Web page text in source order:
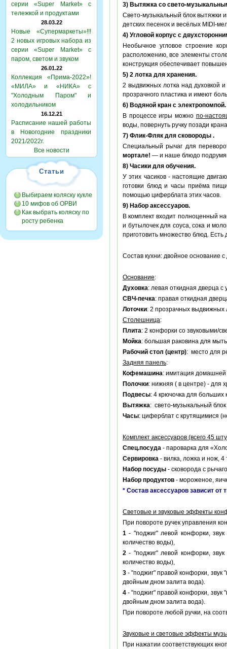
серии «Super Market» с
тележкой и продуктами
28.03.22
Новые «Супермаркеты»!!!
2 новых игровых набора из
серии «Super Market» с
паром, светом и звуком
26.01.22
Коллекция «Прима-2022»!
«МИЛА» и «НИКА» с
"Холодным Паром" и
холодильником
16.12.21
Расписание нашей работы
в Новогодние праздники
2021/2022г.
Все новости
Статьи
Выбираем коляску кукле
10 мифов об ОРВИ
Как выбрать коляску по
росту ребенка
3) Вытяжка со свето-
Свето-музыкальный блок вытяжки
детских песенок и весёлых MIDI-
4) Угловой корпус с
Необычное угловое строение
расположению, все элементы
конструкция обеспечивает
5) 2 лотка для хранения.
2 выдвижных лотка над духовкой
прозрачного пластика и имеют
6) Водяной кран с электропомпой.
В процессе игры можно по-
воды, повернуть ручку позади
7) Флик-Фляк для сковороды .
Специальный рычаг для
мортале! — и наше блюдо
8) Часики для обучения.
У этих часиков - настоящие
готовки блюд и часы приёма
помощью циферблата этих часов.
9) Набор аксессуаров.
В комплект входит полноценный
и бутылочек для соуса, сока и
приготовить множество блюд. Есть
Состав кухни: двойное основание
Основание:
Духовка: левая откидная дверца с
СВЧ-печка: правая откидная
Лоточки: 2 прозрачных выдвижных
Столешница:
Плита: 2 конфорки со звуковыми/
Мойка: большая раковина для
Рабочий стол (центр): место для
Задняя панель:
Кофемашина: имитация
Полочки: нижняя ( в центре) - для
Подвесы: 4 крючочка для больших
Вытяжка: свето-музыкальный
Часы: циферблат с крутящимися
Комплект аксессуаров (всего 45
Спец.посуда - пароварка для
Сервировка - вилка, ложка и нож, 4
Набор посуды - сковорода с
Набор продуктов - мороженое,
* Состав аксессуаров зависит от
Световые и звуковые эффекты
При повороте ручек управления
1 - "поджиг" левой конфорки, звук
количество воды),
2 - "поджиг" левой конфорки, звук
количество воды),
3 - "поджиг" правой конфорки, звук "
двойным дном залита вода).
4 - "поджиг" правой конфорки, звук "
двойным дном залита вода).
При повороте любой ручки, на
Звуковые и световые эффекты
При нажатии соответствующих